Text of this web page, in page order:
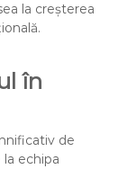
la creșterea
în
de
echipa